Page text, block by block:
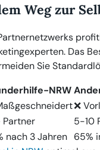
Weg zur
Das
Sie
NRW
❌
Partner
5-10
nach 3 Jahren 65%